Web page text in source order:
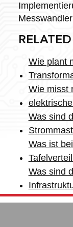
Wie plant
Wie misst
Was sind
Was ist
Was sind